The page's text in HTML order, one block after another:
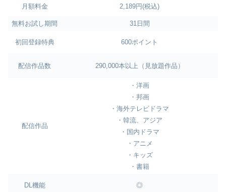
月額料金 2,189円(税込)
無料お試し期間 31日間
初回登録特典 600ポイント
配信作品数 290,000本以上（見放題作品）
配信作品
・洋画
・邦画
・海外テレビドラマ
・韓流、アジア
・国内ドラマ
・アニメ
・キッズ
・書籍
DL機能 ◎